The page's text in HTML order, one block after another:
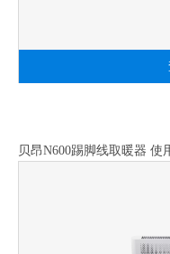
贝昂N600踢脚线取暖器 使